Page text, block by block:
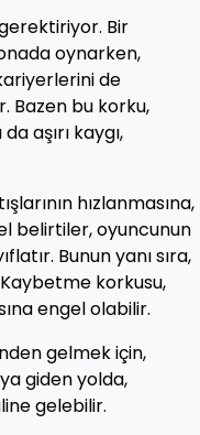
Bir
oynarken,
de
Bazen bu korku,
aşırı kaygı,
hızlanmasına,
belirtiler, oyuncunun
Bunun yanı sıra,
korkusu,
engel olabilir.
gelmek için,
giden yolda,
gelebilir.